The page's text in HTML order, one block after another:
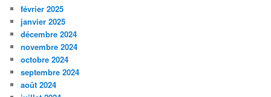
février 2025
janvier 2025
décembre 2024
novembre 2024
octobre 2024
septembre 2024
août 2024